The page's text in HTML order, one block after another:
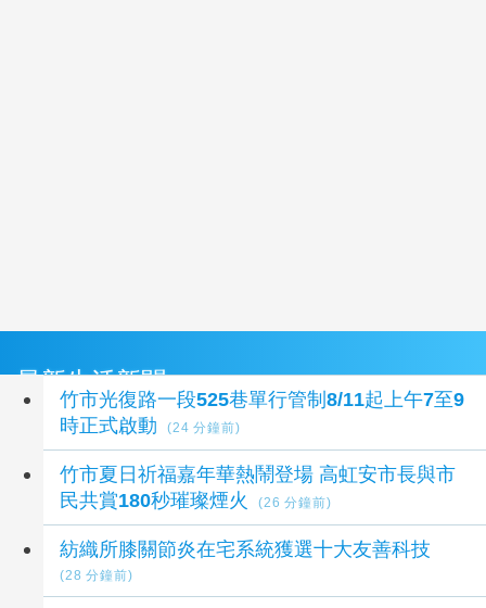
最新生活新聞
竹市光復路一段525巷單行管制8/11起上午7至9
時正式啟動
(24 分鐘前)
竹市夏日祈福嘉年華熱鬧登場 高虹安市長與市
民共賞180秒璀璨煙火
(26 分鐘前)
紡織所膝關節炎在宅系統獲選十大友善科技
(28 分鐘前)